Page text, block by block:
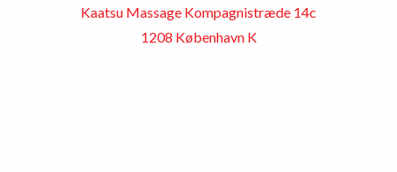
Kaatsu Massage Kompagnistræde 14c
1208 København K